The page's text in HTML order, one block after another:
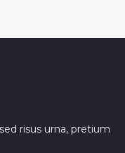
risus urna, pretium